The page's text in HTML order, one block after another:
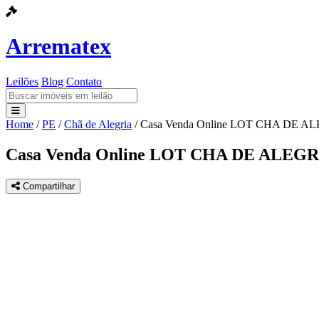
Arrematex
Leilões Blog Contato
Leilões
Blog
Contato
Home / PE / Chã de Alegria / Casa Venda Online LOT CHA DE
Casa Venda Online LOT CHA DE
Compartilhar